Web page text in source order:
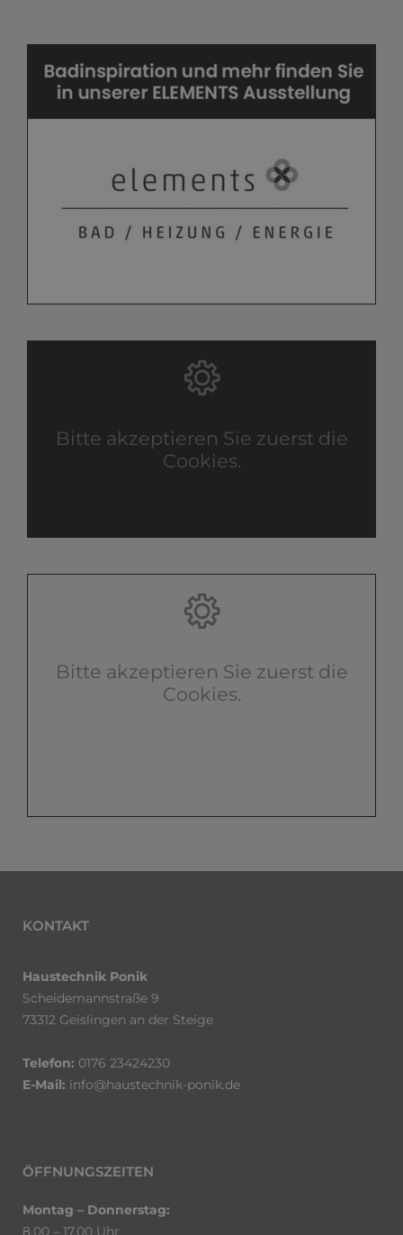
Bitte akzeptieren Sie zuerst die
Cookies.
Bitte akzeptieren Sie zuerst die
Cookies.
KONTAKT
Haustechnik Ponik
Scheidemannstraße 9
73312 Geislingen an der Steige
Telefon: 0176 23424230
E-Mail: info@haustechnik-ponik.de
ÖFFNUNGSZEITEN
Montag – Donnerstag:
8.00 – 17.00 Uhr